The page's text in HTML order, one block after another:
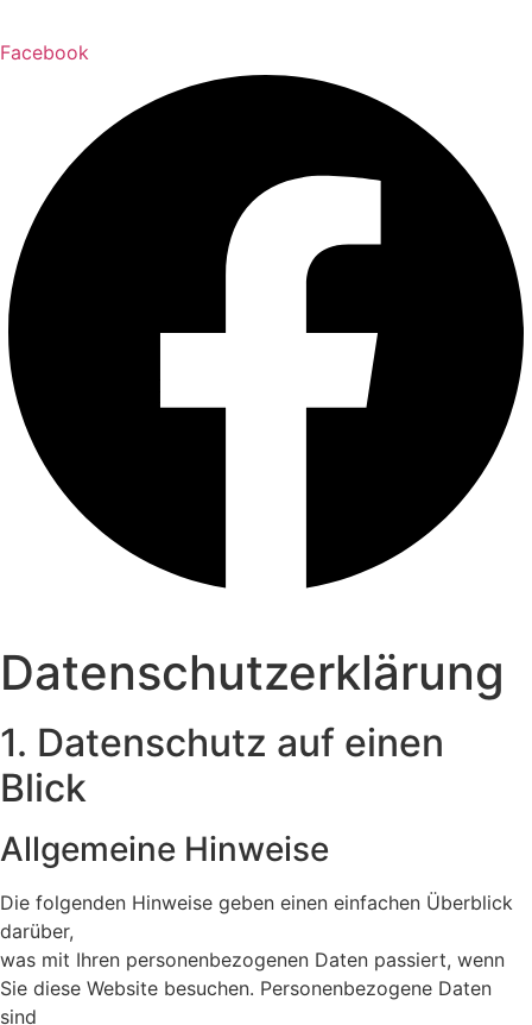
Facebook
Datenschutzerklärung
1. Datenschutz auf einen
Blick
Allgemeine Hinweise
Die folgenden Hinweise geben einen einfachen Überblick
darüber,
was mit Ihren personenbezogenen Daten passiert, wenn
Sie diese Website besuchen. Personenbezogene Daten
sind